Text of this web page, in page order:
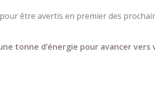
être avertis en premier des
tonne d’énergie pour avancer vers